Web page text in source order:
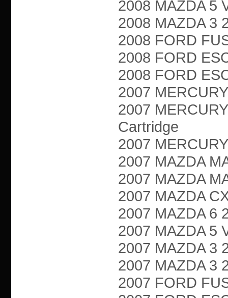
2008 MAZDA 5
2008 MAZDA 3
2008 FORD
2008 FORD
2008 FORD
2007
2007
Cartridge
2007
2007 MAZDA
2007 MAZDA
2007 MAZDA
2007 MAZDA 6
2007 MAZDA 5
2007 MAZDA 3
2007 MAZDA 3
2007 FORD